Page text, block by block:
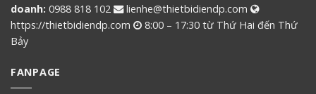
doanh: 0988 818 102
lienhe@thietbidiendp.com
https://thietbidiendp.com
8:00 – 17:30 từ Thứ Hai đến Thứ
Bảy
FANPAGE